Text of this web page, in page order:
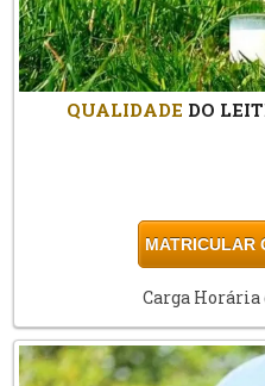
QUALIDADE DO
MATRICULAR
Carga Horária